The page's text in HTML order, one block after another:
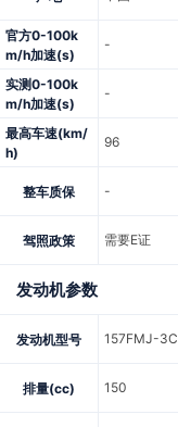
官方0-100k
m/h加速(s)
-
实测0-100k
m/h加速(s)
-
最高车速(km/
h)
96
整车质保 -
驾照政策 需要E证
发动机参数
发动机型号 157FMJ-3C
排量(cc) 150